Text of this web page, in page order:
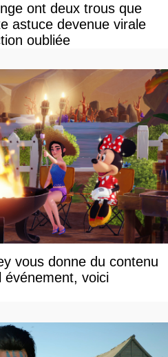
ont deux trous que
astuce devenue virale
oubliée
vous donne du contenu
événement, voici